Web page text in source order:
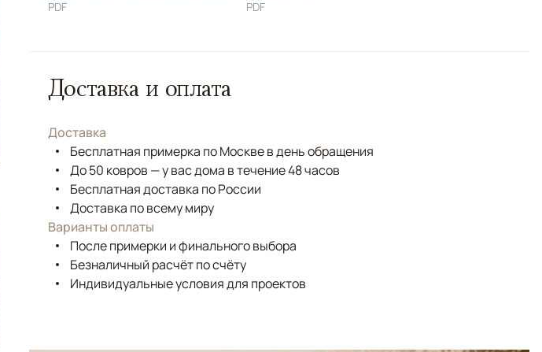
PDF PDF
Доставка и оплата
Доставка
Бесплатная примерка по Москве в день обращения
До 50 ковров — у вас дома в течение 48 часов
Бесплатная доставка по России
Доставка по всему миру
Варианты оплаты
После примерки и финального выбора
Безналичный расчёт по счёту
Индивидуальные условия для проектов